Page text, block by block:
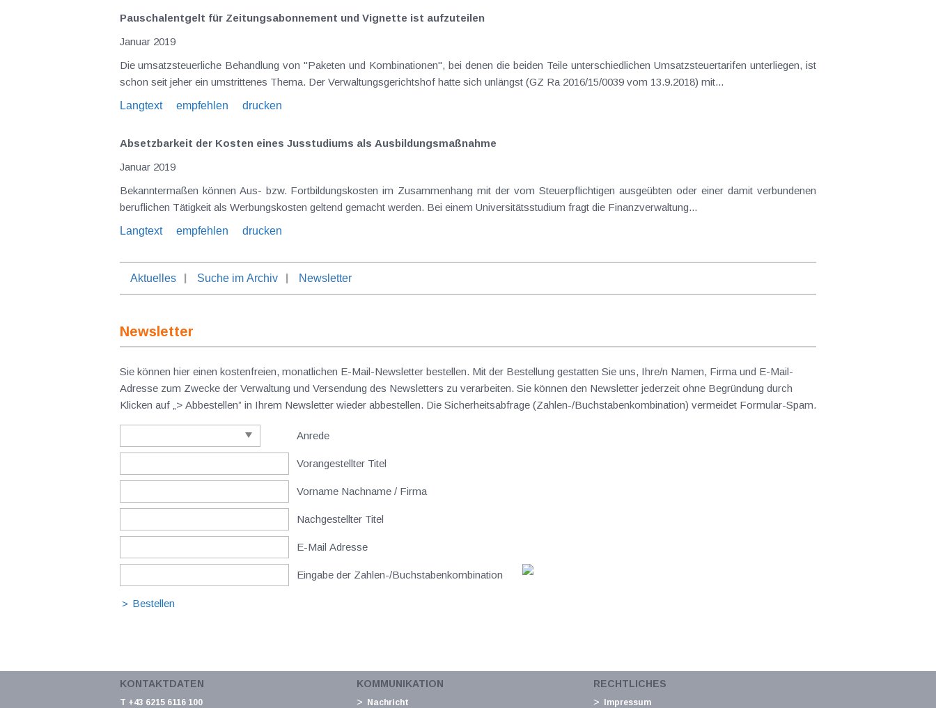
Pauschalentgelt für Zeitungsabonnement und Vignette ist aufzuteilen
Januar 2019
Die umsatzsteuerliche Behandlung von "Paketen und Kombinationen", bei denen die beiden Teile unterschiedlichen Umsatzsteuertarifen unterliegen, ist
schon seit jeher ein umstrittenes Thema. Der Verwaltungsgerichtshof hatte sich unlängst (GZ Ra 2016/15/0039 vom 13.9.2018) mit...
Langtext
empfehlen drucken
Absetzbarkeit der Kosten eines Jusstudiums als Ausbildungsmaßnahme
Januar 2019
Bekanntermaßen können Aus- bzw. Fortbildungskosten im Zusammenhang mit der vom Steuerpflichtigen ausgeübten oder einer damit verbundenen
beruflichen Tätigkeit als Werbungskosten geltend gemacht werden. Bei einem Universitätsstudium fragt die Finanzverwaltung...
Langtext
empfehlen drucken
Aktuelles Suche im Archiv Newsletter
Newsletter
Sie können hier einen kostenfreien, monatlichen E-Mail-Newsletter bestellen. Mit der Bestellung gestatten Sie uns, Ihre/n Namen, Firma und E-Mail-
Adresse zum Zwecke der Verwaltung und Versendung des Newsletters zu verarbeiten. Sie können den Newsletter jederzeit ohne Begründung durch
Klicken auf „> Abbestellen” in Ihrem Newsletter wieder abbestellen. Die Sicherheitsabfrage (Zahlen-/Buchstabenkombination) vermeidet Formular-Spam.
Anrede
Vorangestellter Titel
Vorname Nachname / Firma
Nachgestellter Titel
E-Mail Adresse
Eingabe der Zahlen-/Buchstabenkombination
KONTAKTDATEN
T +43 6215 6116 100
KOMMUNIKATION
Nachricht
RECHTLICHES
Impressum